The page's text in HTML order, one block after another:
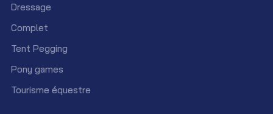
Dressage
Complet
Tent Pegging
Pony games
Tourisme équestre